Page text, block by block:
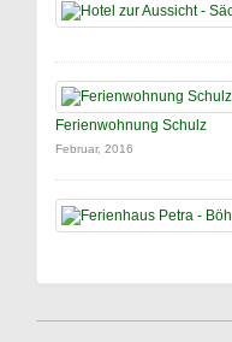
Ferienwohnung Schulz
Februar, 2016